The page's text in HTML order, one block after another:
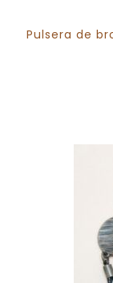
Pulsera de